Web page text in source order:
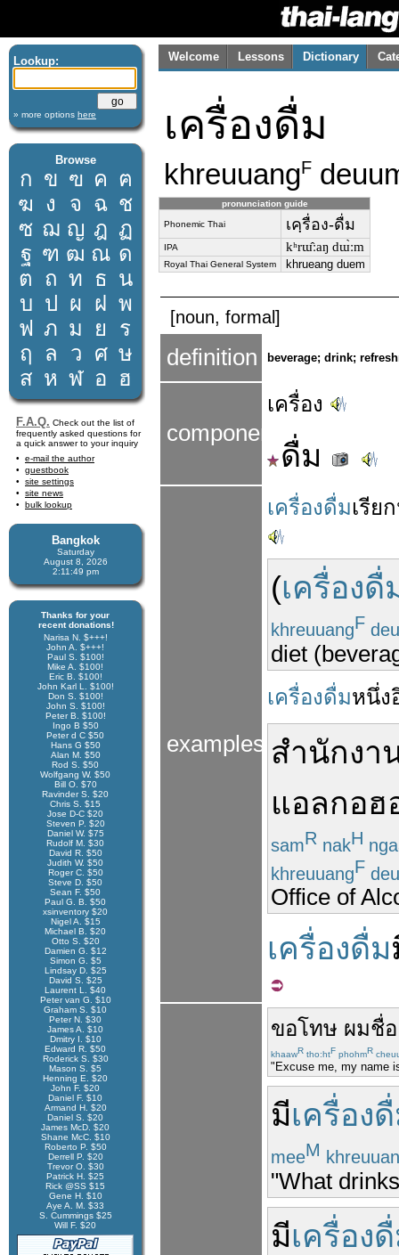
Lookup:
» more options here
Browse
ก ข ฃ ค ฅ
ฆ ง จ ฉ ช
ซ ฌ ญ ฎ ฏ
ฐ ฑ ฒ ณ ด
ต ถ ท ธ น
บ ป ผ ฝ พ
ฟ ภ ม ย
ร
ฤ
ล ว ศ ษ
ส ห ฬ อ ฮ
F.A.Q. Check out the list of
frequently asked questions for
a quick answer to your inquiry
e-mail the author
guestbook
site settings
site news
bulk lookup
Bangkok
Saturday
August 8, 2026
2:11:49 pm
Thanks for your
recent donations!
Narisa N. $+++!
John A. $+++!
Paul S. $100!
Mike A. $100!
Eric B. $100!
John Karl L. $100!
Don S. $100!
John S. $100!
Peter B. $100!
Ingo B $50
Peter d C $50
Hans G $50
Alan M. $50
Rod S. $50
Wolfgang W. $50
Bill O. $70
Ravinder S. $20
Chris S. $15
Jose D-C $20
Steven P. $20
Daniel W. $75
Rudolf M. $30
David R. $50
Judith W. $50
Roger C. $50
Steve D. $50
Sean F. $50
Paul G. B. $50
xsinventory $20
Nigel A. $15
Michael B. $20
Otto S. $20
Damien G. $12
Simon G. $5
Lindsay D. $25
David S. $25
Laurent L. $40
Peter van G. $10
Graham S. $10
Peter N. $30
James A. $10
Dmitry I. $10
Edward R. $50
Roderick S. $30
Mason S. $5
Henning E. $20
John F. $20
Daniel F. $10
Armand H. $20
Daniel S. $20
James McD. $20
Shane McC. $10
Roberto P. $50
Derrell P. $20
Trevor O. $30
Patrick H. $25
Rick @SS $15
Gene H. $10
Aye A. M. $33
S. Cummings $25
Will F. $20
Welcome Lessons Dictionary
เครื่องดื่ม
khreuuangF
pronunciation guide
Phonemic Thai เคฺรื่อง-ดื่ม
IPA kʰrɯ̂ːaŋ dɯ̀ːm
Royal Thai General System khrueang duem
[noun, formal]
definition beverage; drink;
components
เครื่อง
ดื่ม
examples
เครื่องดื่มเรียก
(เครื่องดื่
khreuuangF
diet
เครื่องดื่มหนึ่ง
สำนักงา
แอลกอฮ
samR nakH
khreuuangF
Office of
เครื่องดื่ม
ขอโทษ ผมชื่อ
khaawR tho:htF phohmR
"Excuse me, my name
มีเครื่อง
meeM
"What
มีเครื่อง